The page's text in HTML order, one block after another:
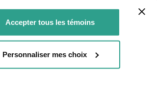
Accepter tous les témoins
Personnaliser mes choix